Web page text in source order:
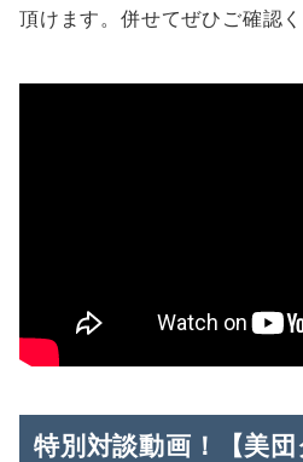
頂けます。併せてぜひご確認く
特別対談動画！【美